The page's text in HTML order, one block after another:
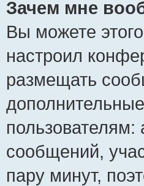
Зачем мне
Вы можете
настроил
размещать
сообщений,
пару минут,